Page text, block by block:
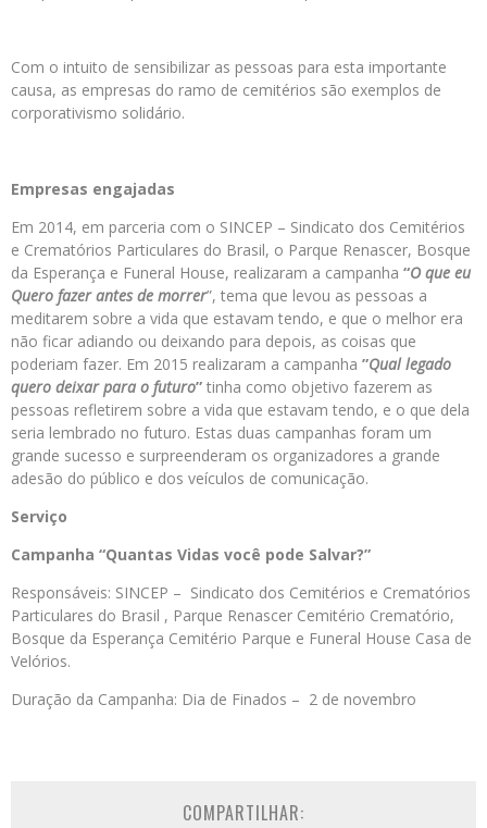
Com o intuito de sensibilizar as pessoas para esta importante
causa, as empresas do ramo de cemitérios são exemplos de
corporativismo solidário.
Empresas engajadas
Em 2014, em parceria com o SINCEP – Sindicato dos Cemitérios
e Crematórios Particulares do Brasil, o Parque Renascer, Bosque
da Esperança e Funeral House, realizaram a campanha “O que eu
Quero fazer antes de morrer”, tema que levou as pessoas a
meditarem sobre a vida que estavam tendo, e que o melhor era
não ficar adiando ou deixando para depois, as coisas que
poderiam fazer. Em 2015 realizaram a campanha ”Qual legado
quero deixar para o futuro” tinha como objetivo fazerem as
pessoas refletirem sobre a vida que estavam tendo, e o que dela
seria lembrado no futuro. Estas duas campanhas foram um
grande sucesso e surpreenderam os organizadores a grande
adesão do público e dos veículos de comunicação.
Serviço
Campanha “Quantas Vidas você pode Salvar?”
Responsáveis: SINCEP – Sindicato dos Cemitérios e Crematórios
Particulares do Brasil , Parque Renascer Cemitério Crematório,
Bosque da Esperança Cemitério Parque e Funeral House Casa de
Velórios.
Duração da Campanha: Dia de Finados – 2 de novembro
COMPARTILHAR: